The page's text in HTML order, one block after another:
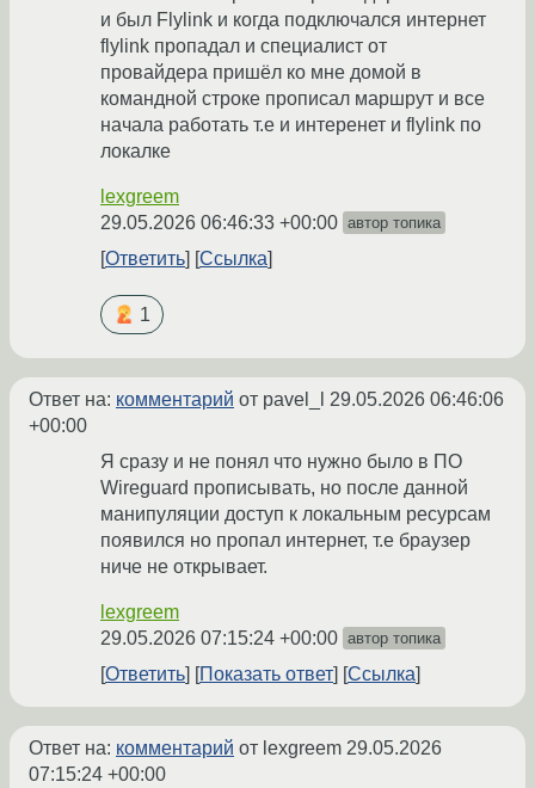
и был Flylink и когда подключался интернет
flylink пропадал и специалист от
провайдера пришёл ко мне домой в
командной строке прописал маршрут и все
начала работать т.е и интеренет и flylink по
локалке
lexgreem
29.05.2026 06:46:33 +00:00 автор топика
Ответить Ссылка
1
Ответ на: комментарий от pavel_l 29.05.2026 06:46:06
+00:00
Я сразу и не понял что нужно было в ПО
Wireguard прописывать, но после данной
манипуляции доступ к локальным ресурсам
появился но пропал интернет, т.е браузер
ниче не открывает.
lexgreem
29.05.2026 07:15:24 +00:00 автор топика
Ответить Показать ответ Ссылка
Ответ на: комментарий от lexgreem 29.05.2026
07:15:24 +00:00